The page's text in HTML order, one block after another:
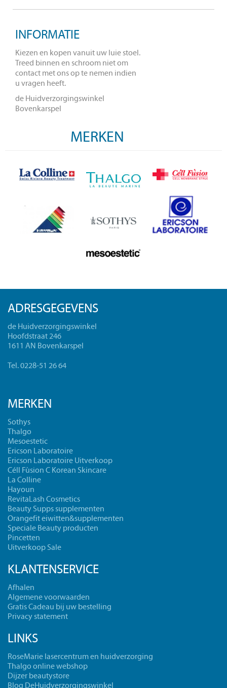
INFORMATIE
Kiezen en kopen vanuit uw luie stoel.
Treed binnen en schroom niet om
contact met ons op te nemen indien
u vragen heeft.
de Huidverzorgingswinkel
Bovenkarspel
MERKEN
ADRESGEGEVENS
de Huidverzorgingswinkel
Hoofdstraat 246
1611 AN Bovenkarspel
Tel. 0228-51 26 64
MERKEN
Sothys
Thalgo
Mesoestetic
Ericson Laboratoire
Ericson Laboratoire Uitverkoop
Céll Fùsion C Korean Skincare
La Colline
Hayoun
RevitaLash Cosmetics
Beauty Supps supplementen
Orangefit eiwitten&supplementen
Speciale Beauty producten
Pincetten
Uitverkoop Sale
KLANTENSERVICE
Afhalen
Algemene voorwaarden
Gratis Cadeau bij uw bestelling
Privacy statement
LINKS
RoseMarie lasercentrum en huidverzorging
Thalgo online webshop
Dijzer beautystore
Blog DeHuidverzorgingswinkel